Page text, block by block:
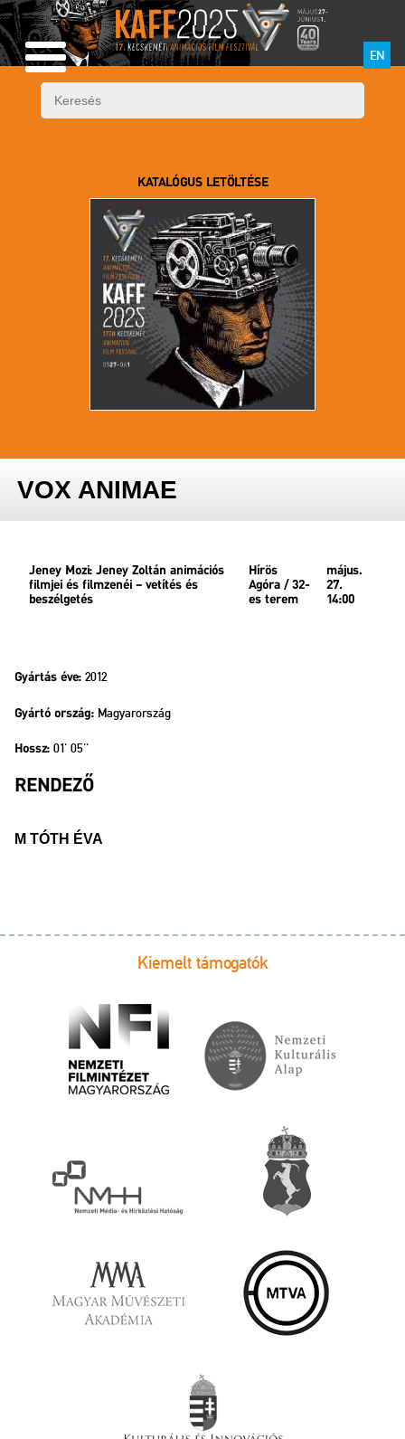
EN
KATALÓGUS LETÖLTÉSE
VOX ANIMAE
Jeney Mozi: Jeney Zoltán animációs
filmjei és filmzenéi – vetítés és
beszélgetés
Hírös
Agóra / 32-
es terem
május.
27.
14:00
Gyártás éve: 2012
Gyártó ország: Magyarország
Hossz: 01' 05''
RENDEZŐ
M TÓTH ÉVA
Kiemelt támogatók